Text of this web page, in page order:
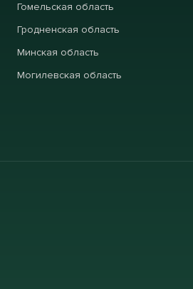
Гомельская область
Гродненская область
Минская область
Могилевская область